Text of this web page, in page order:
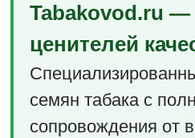
Tabakovod.ru —
ценителей
семян табака с
сопровождения от